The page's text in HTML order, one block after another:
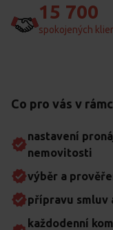
Co pro vás v
nastavení
nemovitosti
výběr a
přípravu smluv
každodenní
15 700
spokojených